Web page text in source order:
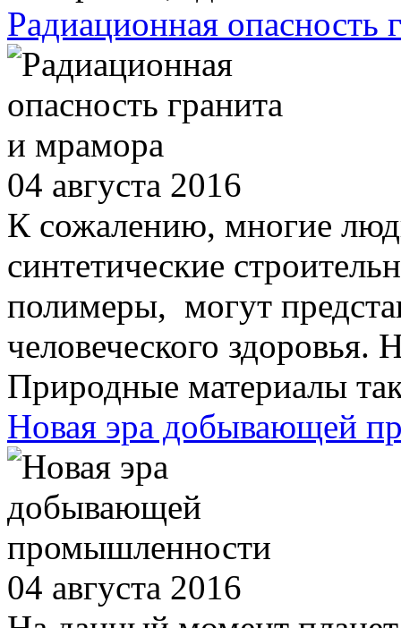
Радиационная опасность
04 августа 2016
К сожалению, многие
синтетические
полимеры, могут
человеческого здоровья.
Природные материалы
Новая эра добывающей
04 августа 2016